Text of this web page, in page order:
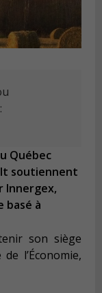
Québec
soutiennent
Innergex,
basé à
son siège
l’Économie,